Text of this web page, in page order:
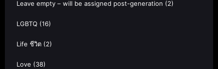
Leave empty – will be assigned post-generation (2)
LGBTQ (16)
Life ชีวิต (2)
Love (38)